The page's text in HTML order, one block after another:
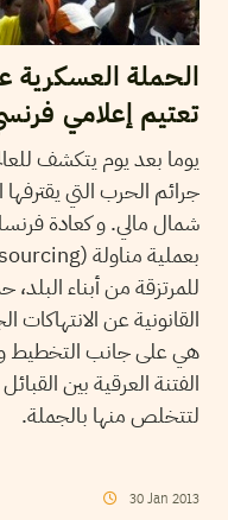
الحملة العسكرية
تعتيم إعلامي
يوما بعد يوم يتكشف
جرائم الحرب التي
شمال مالي. و كعادة
للمرتزقة من أبناء البلد،
القانونية عن
هي على جانب التخطيط و
الفتنة العرقية بين
لتتخلص منها بالجملة.
30 Jan 2013